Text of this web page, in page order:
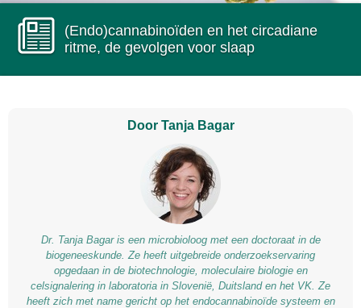
(Endo)cannabinoïden en het circadiane
ritme, de gevolgen voor slaap
Door Tanja Bagar
Dr. Tanja Bagar is een microbioloog met een doctoraat in de
biogeneeskunde. Ze heeft uitgebreide onderzoekservaring
opgedaan in de biotechnologie, moleculaire biologie en
celsignalering in laboratoria in Slovenië, Duitsland en het VK. Ze
heeft zich met name gericht op het endocannabinoïde systeem en